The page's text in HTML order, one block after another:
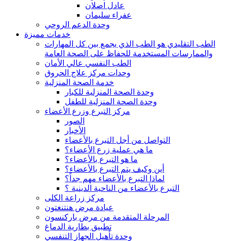
عادل اصلان
عفراء سليمان
وحدة الدعم الروحي
خدمات مميزة
الطب التقليدي هو الطب الذي يجمع بين كل المهارات
والممارسات المستخدمة للحفاظ على الصحة العامة
الطب النفسي عالي الأمان
وحدات مركز علاج الحروق
خدمة الصحة المنزلية
وحدة الصحة المنزلية للكبار
وحدة الصحة المنزلية للطفل
مركز التبرع وزرع الأعضاء
الصور
الأخبار
التواصل من أجل التبرع بالأعضاء
ما هي عملية زرع الأعضاء؟
ما هو التبرع بالأعضاء؟
أين وكيف يتم التبرع بالأعضاء؟
لماذا التبرع بالأعضاء مهم جداً؟
التبرع بالأعضاء من الناحية الدينية ؟
مركز زراعة الكلى
عيادة مرض هنتنغتون
المرحلة المتقدمة من مرض باركنسون
تطبيق بطارية الدماغ
وحدة تأهيل الجهاز التنفسي